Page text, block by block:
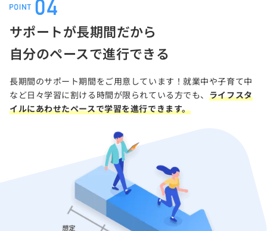
サポートが長期間だから
自分のペースで進行できる
長期間のサポート期間をご用意しています！就業中や子育て中
など日々学習に割ける時間が限られている方でも、 ライフスタ
イルにあわせたペースで学習を進行できます。